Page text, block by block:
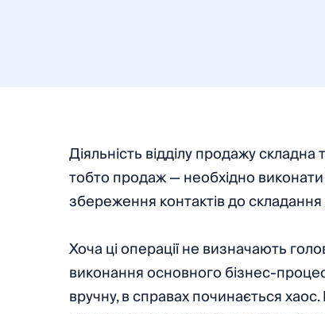
Діяльність відділу продажу
тобто продаж — необхідно
збереження контактів до складання
Хоча ці операції не визначають
виконання основного бізнес-
вручну, в справах починається